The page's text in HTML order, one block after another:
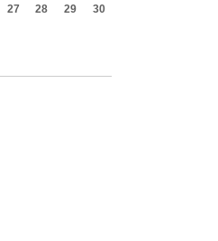
27 28 29
30